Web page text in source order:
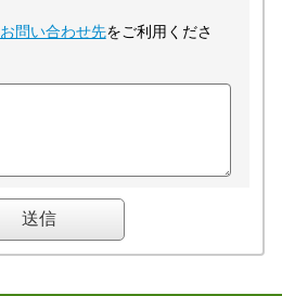
お問い合わせ先をご利用くださ